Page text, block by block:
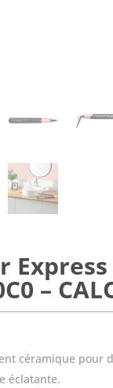
–
céramique pour
éclatante.